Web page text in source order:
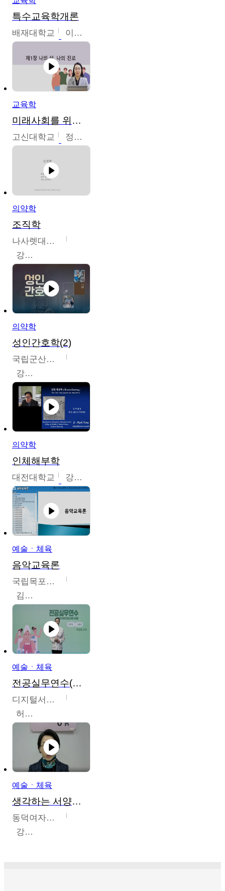
특수교육학개론
배재대학교 이현주
교육학
미래사회를 위한 진로 탐색 및 설계
고신대학교 정주영
의약학
조직학
나사렛대학교
강지언
의약학
성인간호학(2)
국립군산대학교
강경아
의약학
인체해부학
대전대학교 강지혁
예술ㆍ체육
음악교육론
국립목포대학교
김신영
예술ㆍ체육
전공실무연수(헤어,메이크업,피부,네일)
디지털서울문화예술대학교
허정록
예술ㆍ체육
생각하는 서양미술의 이해
동덕여자대학교
강수미